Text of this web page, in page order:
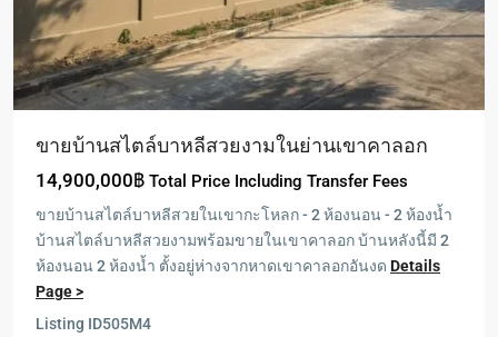
ขายบ้านสไตล์บาหลีสวยงามในย่านเขาคาลอก
14,900,000฿ Total Price Including Transfer Fees
ขายบ้านสไตล์บาหลีสวยในเขากะโหลก - 2 ห้องนอน - 2 ห้องน้ำ
บ้านสไตล์บาหลีสวยงามพร้อมขายในเขาคาลอก บ้านหลังนี้มี 2
ห้องนอน 2 ห้องน้ำ ตั้งอยู่ห่างจากหาดเขาคาลอกอันงด Details
Page >
Listing ID505M4